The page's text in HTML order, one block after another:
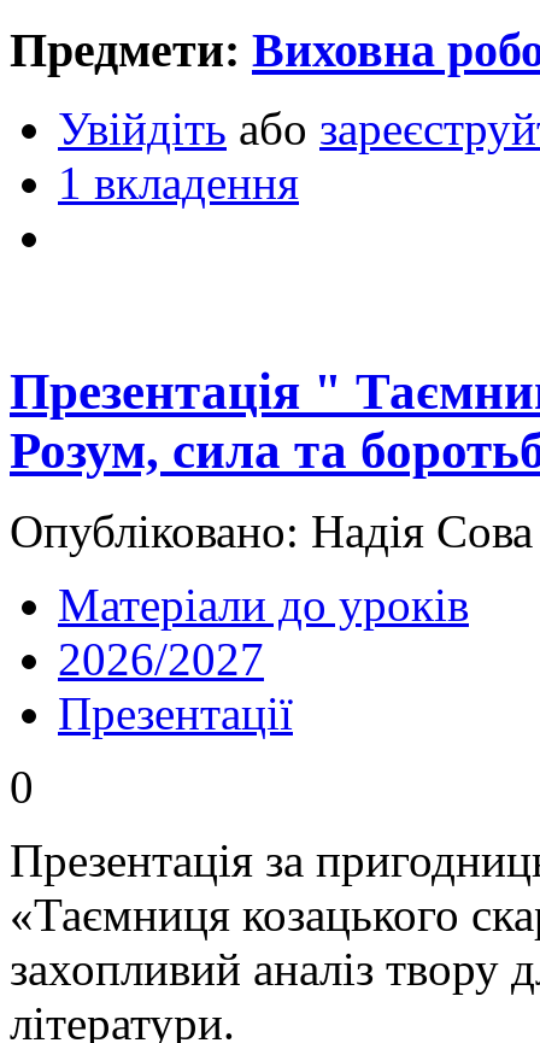
Предмети: Виховна
Увійдіть або
1 вкладення
Презентація "
Розум, сила та
Опубліковано: Надія
Матеріали до уроків
2026/2027
Презентації
0
Презентація за
«Таємниця козацького
захопливий аналіз твору
літератури.